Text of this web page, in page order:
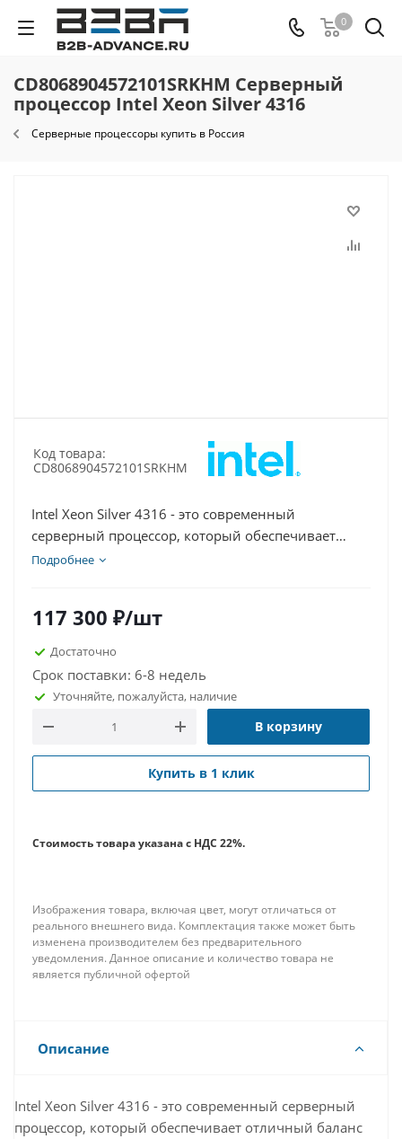
0
CD8068904572101SRKHM Серверный
процессор Intel Xeon Silver 4316
Cерверные процессоры купить в Россия
Код товара:
CD8068904572101SRKHM
Intel Xeon Silver 4316 - это современный
серверный процессор, который обеспечивает
отличный баланс между производительностью,
увеличенному объёму кэш-памяти, он отлично
подходит для виртуализации, облачных
построения надёжных серверных решений. Если
вы ищете серверные процессоры Intel для
модернизации инфраструктуры или хотите купить
процессоры оптом, Xeon Silver 4316 станет
надёжной основой для ваших бизнес-задач.
Подробнее
117 300 ₽/шт
Достаточно
Срок поставки: 6-8 недель
Уточняйте, пожалуйста, наличие
В корзину
Купить в 1 клик
Стоимость товара указана с НДС 22%.
Изображения товара, включая цвет, могут отличаться от
реального внешнего вида. Комплектация также может быть
изменена производителем без предварительного
уведомления. Данное описание и количество товара не
является публичной офертой
Описание
Intel Xeon Silver 4316 - это современный серверный
процессор, который обеспечивает отличный баланс